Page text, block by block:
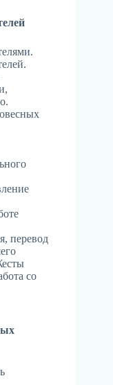
перевод
со